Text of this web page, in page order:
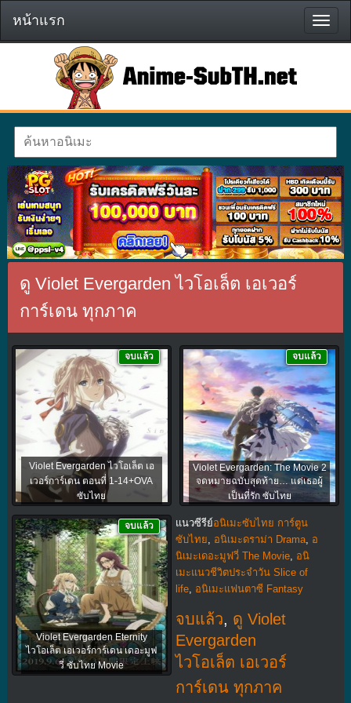
หน้า
แรก
หน้าแรก
ดู Violet Evergarden ไวโอเล็ต เอเวอร์
การ์เดน ทุกภาค
Violet Evergarden ไวโอเล็ต เอ
เวอร์การ์เดน ตอนที่ 1-14+OVA
ซับไทย
จบแล้ว
Violet Evergarden: The Movie 2
จดหมายฉบับสุดท้าย… แด่เธอผู้
เป็นที่รัก ซับไทย
จบแล้ว
Violet Evergarden Eternity
ไวโอเล็ต เอเวอร์การ์เดน เดอะมูฟ
วี่ ซับไทย Movie
จบแล้ว แนวซีรีย์อนิเมะซับไทย การ์ตูน
ซับไทย
อนิเมะดราม่า Drama, อ
นิเมะเดอะมูฟวี่ The Movie, อนิ
เมะแนวชีวิตประจําวัน Slice of
life, อนิเมะแฟนตาซี Fantasy
จบแล้ว, ดู Violet
Evergarden
ไวโอเล็ต เอเวอร์
การ์เดน ทุกภาค